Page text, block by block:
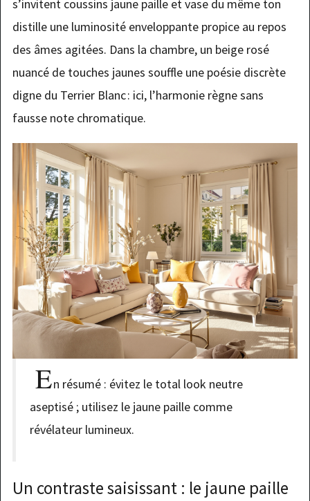
s’invitent coussins jaune paille et vase du même ton
distille une luminosité enveloppante propice au repos
des âmes agitées. Dans la chambre, un beige rosé
nuancé de touches jaunes souffle une poésie discrète
digne du Terrier Blanc : ici, l’harmonie règne sans
fausse note chromatique.
En résumé : évitez le total look neutre
aseptisé ; utilisez le jaune paille comme
révélateur lumineux.
Un contraste saisissant : le jaune paille